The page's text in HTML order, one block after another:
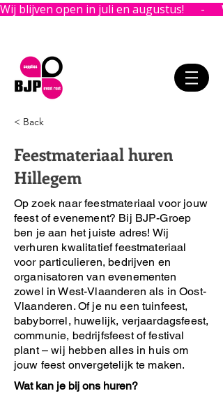
Wij blijven open in juli en augustus!      -
< Back
Feestmateriaal huren
Hillegem
Op zoek naar feestmateriaal voor jouw
feest of evenement? Bij BJP-Groep
ben je aan het juiste adres! Wij
verhuren kwalitatief feestmateriaal
voor particulieren, bedrijven en
organisatoren van evenementen
zowel in West-Vlaanderen als in Oost-
Vlaanderen. Of je nu een tuinfeest,
babyborrel, huwelijk, verjaardagsfeest,
communie, bedrijfsfeest of festival
plant – wij hebben alles in huis om
jouw feest onvergetelijk te maken.
Wat kan je bij ons huren?